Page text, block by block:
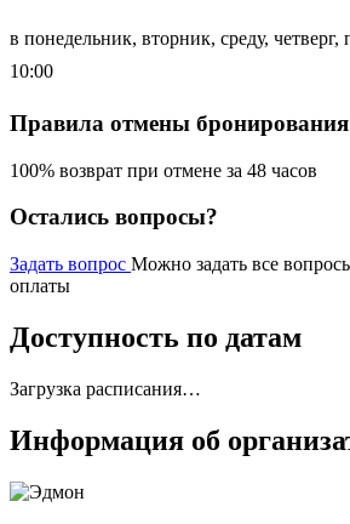
в понедельник, вторник, среду, четверг,
10:00
Правила отмены бронирования
100% возврат при отмене за 48 часов
Остались вопросы?
Задать вопрос Можно задать все
оплаты
Доступность по датам
Загрузка расписания…
Информация об